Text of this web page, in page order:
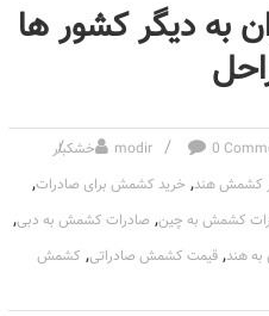
به دیگر کشور ها
modir 0
خشکبار
کشمش هند, خرید کشمش برای صادرات,
کشمش به چین, صادرات کشمش به دبی,
هند, قیمت کشمش صادراتی, کشمش